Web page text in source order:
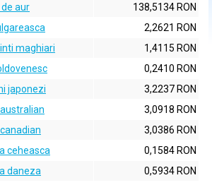
aur
138,5134 RON
2,2621 RON
maghiari
1,4115 RON
0,2410 RON
japonezi
3,2237 RON
3,0918 RON
3,0386 RON
ceheasca
0,1584 RON
daneza
0,5934 RON